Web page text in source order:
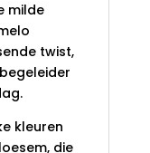
milde
twist,
kleuren
die